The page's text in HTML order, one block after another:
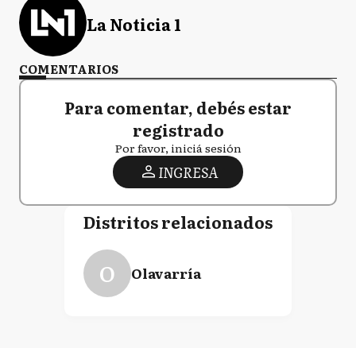
La Noticia 1
COMENTARIOS
Para comentar, debés estar
registrado
Por favor, iniciá sesión
INGRESA
Distritos relacionados
O Olavarría